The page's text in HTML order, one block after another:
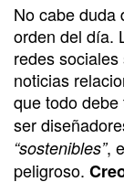
No cabe duda
orden del día.
redes
noticias
que todo
ser
“sostenibles”,
peligroso.